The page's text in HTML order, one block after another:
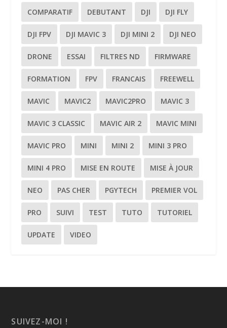
COMPARATIF DEBUTANT DJI DJI FLY
DJI FPV DJI MAVIC 3 DJI MINI 2 DJI NEO
DRONE ESSAI FILTRES ND FIRMWARE
FORMATION FPV FRANCAIS FREEWELL
MAVIC MAVIC2 MAVIC2PRO MAVIC 3
MAVIC 3 CLASSIC MAVIC AIR 2 MAVIC MINI
MAVIC PRO MINI MINI 2 MINI 3 PRO
MINI 4 PRO MISE EN ROUTE MISE À JOUR
NEO PAS CHER PGYTECH PREMIER VOL
PRO SUIVI TEST TUTO TUTORIEL
UPDATE VIDEO
SUIVEZ-MOI !